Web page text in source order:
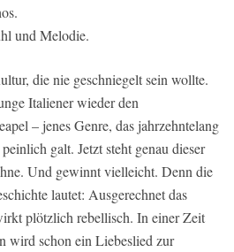
und Melodie.
die nie geschniegelt sein wollte.
Italiener wieder den
– jenes Genre, das jahrzehntelang
galt. Jetzt steht genau dieser
Und gewinnt vielleicht. Denn die
lautet: Ausgerechnet das
plötzlich rebellisch. In einer Zeit
wird schon ein Liebeslied zur